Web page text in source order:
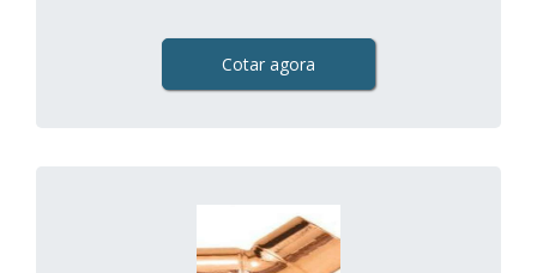
Cotar agora